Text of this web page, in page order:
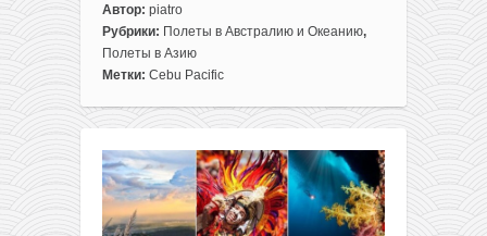
к
записи
Распродажа
Cebu
Дубай
за
40€
и
Автор: piatro
Рубрики: Полеты в Австралию и Океанию,
Полеты в Азию
Метки: Cebu Pacific